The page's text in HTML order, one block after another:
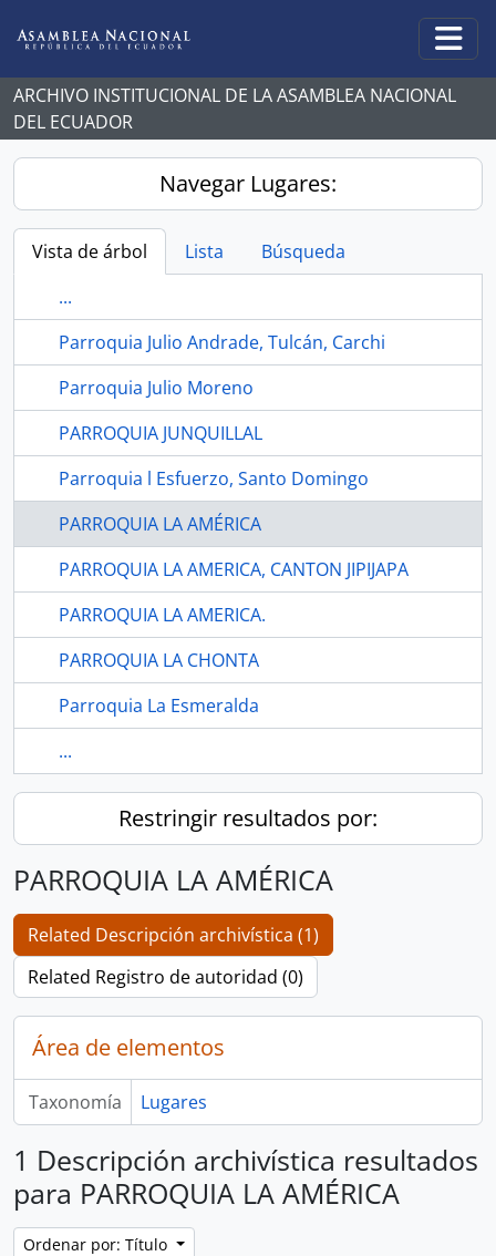
ARCHIVO INSTITUCIONAL DE LA ASAMBLEA NACIONAL
DEL ECUADOR
Navegar Lugares:
Vista de árbol Lista
Búsqueda
...
Parroquia Julio Andrade, Tulcán, Carchi
Parroquia Julio Moreno
PARROQUIA JUNQUILLAL
Parroquia l Esfuerzo, Santo Domingo
PARROQUIA LA AMÉRICA
PARROQUIA LA AMERICA, CANTON JIPIJAPA
PARROQUIA LA AMERICA.
PARROQUIA LA CHONTA
Parroquia La Esmeralda
...
Restringir resultados por:
PARROQUIA LA AMÉRICA
Related Descripción archivística (1)
Related Registro de autoridad (0)
Área de elementos
Taxonomía Lugares
1 Descripción archivística resultados
para PARROQUIA LA AMÉRICA
Ordenar por: Título